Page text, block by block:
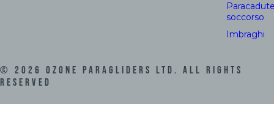
soccorso
Imbraghi
© 2026 Ozone Paragliders LTD. All Rights
Reserved